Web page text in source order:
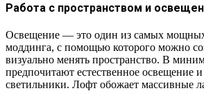
Работа с пространством и
Освещение — это один из самых
моддинга, с помощью которого можно
визуально менять пространство. В
предпочитают естественное освещение
светильники. Лофт обожает массивные